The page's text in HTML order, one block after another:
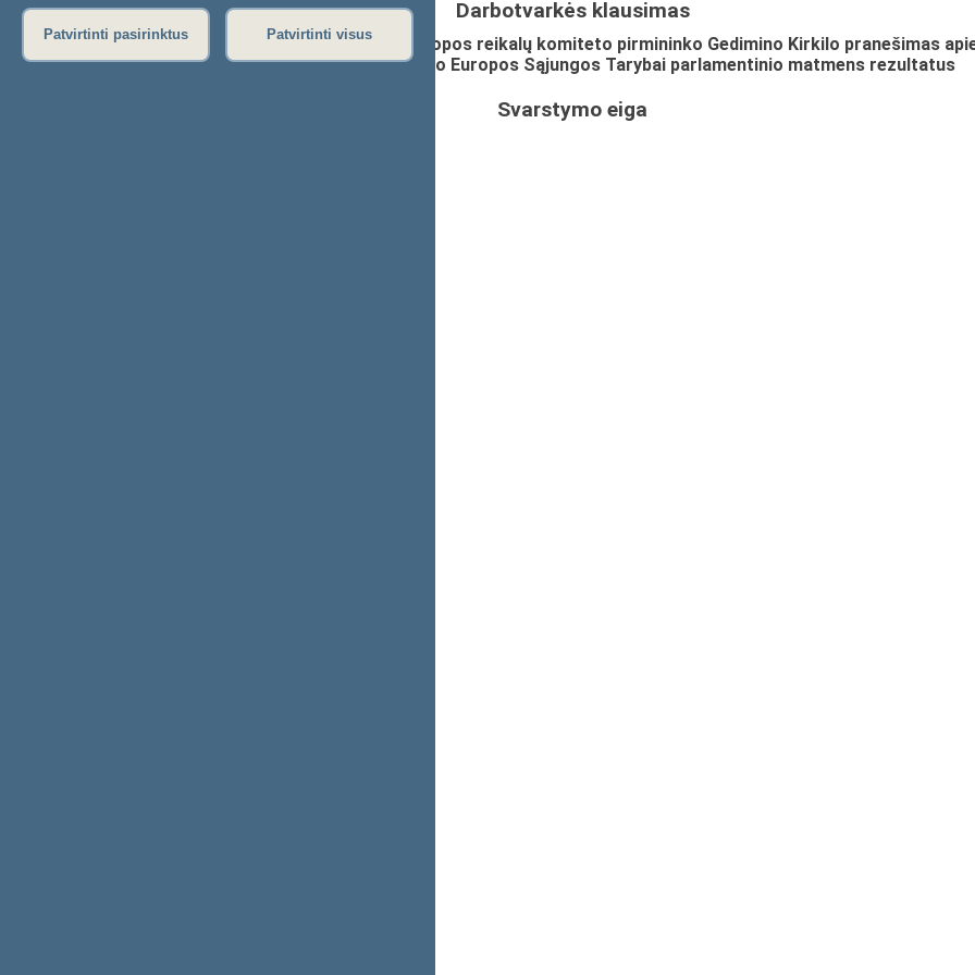
Patvirtinti pasirinktus Patvirtinti visus
Darbotvarkės klausimas
Seimo Pirmininko pavaduotojo, Europos reikalų komiteto pirmininko Gedimino Kirkilo pranešimas
Lietuvos Respublikos pirmininkavimo Europos Sąjungos Tarybai parlamentinio matmens rezultatus
Svarstymo eiga